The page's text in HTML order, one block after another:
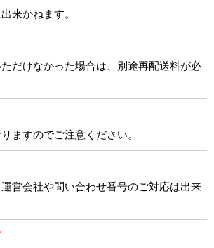
来かねます。
だけなかった場合は、別途再配送料が必
ますのでご注意ください。
営会社や問い合わせ番号のご対応は出来